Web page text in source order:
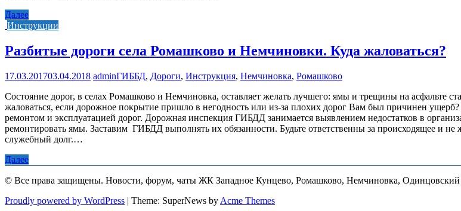
Далее
Инструкции
Разбитые дороги села Ромашково и Немчиновки. Куда жаловаться?
17.03.201703.04.2018 adminГИББД, Дороги, Инструкция, Немчиновка, Ромашково
Состояние дорог, в селах Ромашково и Немчиновка, оставляет желать лучшего: ямы и трещины на асфальте
жаловаться, если дорожное покрытие пришло в негодность или из-за плохих дорог Вам был причинен
ремонтом и эксплуатацией дорог. Дорожная инспекция ГИБДД занимается выявлением недостатков в
ремонтировать ямы. Заставим ГИБДД выполнять их обязанности. Будьте ответственны за происходящее и
служебный долг.…
Далее
© Все права защищены. Новости, форум, чаты ЖК Западное Кунцево, Ромашково, Немчиновка, Одинцовский
Proudly powered by WordPress | Theme: SuperNews by Acme Themes